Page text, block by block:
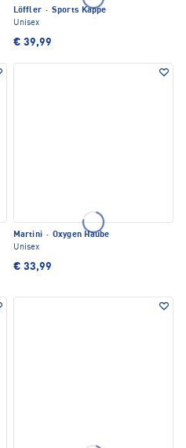
Löffler · Sports Kappe
Unisex
€ 39,99
Martini · Oxygen Haube
Unisex
€ 33,99